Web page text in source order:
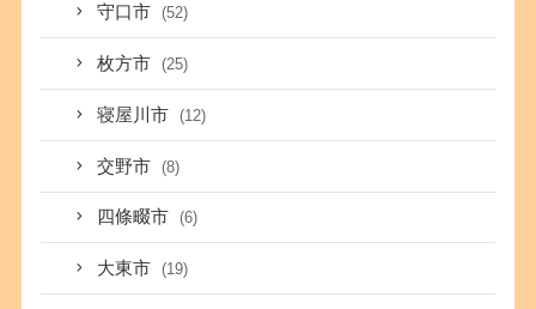
守口市 (52)
枚方市 (25)
寝屋川市 (12)
交野市 (8)
四條畷市 (6)
大東市 (19)